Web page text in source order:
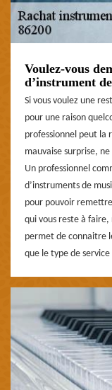
Voulez-vous
d’instrument
Si vous voulez une
pour une raison
professionnel peut la
mauvaise surprise,
Un professionnel
d’instruments de
pour pouvoir
qui vous reste à
permet de connaitre
que le type de